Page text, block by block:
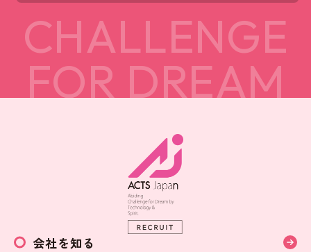
会社を知る